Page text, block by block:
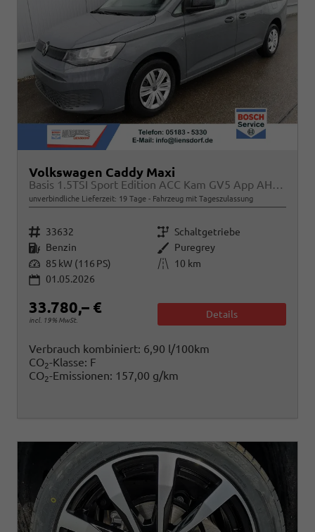
Volkswagen Caddy Maxi
Basis 1.5TSI Sport Edition ACC Kam GV5 App AHK Reling
unverbindliche Lieferzeit: 19 Tage Fahrzeug mit Tageszulassung
Fahrzeugnr. 33632 Getriebe Schaltgetriebe
Kraftstoff Benzin Außenfarbe Puregrey
Leistung 85 kW (116 PS) Kilometerstand
10 km
01.05.2026
33.780,– €
incl. 19% MwSt.
Details
Verbrauch kombiniert: 6,90 l/100km
CO2-Klasse: F
CO2-Emissionen: 157,00 g/km